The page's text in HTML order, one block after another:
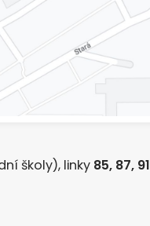
školy), linky 85, 87, 91